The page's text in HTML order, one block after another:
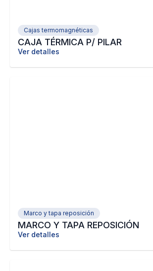
Cajas termomagnéticas
CAJA TÉRMICA P/ PILAR
Ver detalles
Marco y tapa reposición
MARCO Y TAPA REPOSICIÓN
Ver detalles